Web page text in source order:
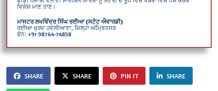
ਵਿਸ਼ੇਸ਼ ਮਾਣ ਤਾਣ।
ਮਾਸਟਰ ਲਖਵਿੰਦਰ ਸਿੰਘ ਰਈਆ (ਸਟੇਟ ਐਵਾਰਡੀ)
ਰਈਆ ਖੁਰਦ ਹਵੇਲੀਆਣਾ, ਜ਼ਿਲ੍ਹਾ ਅੰਮ੍ਰਿਤਸਰ
ਫੋਨ: +91 98764-74858
SHARE SHARE PIN IT SHARE